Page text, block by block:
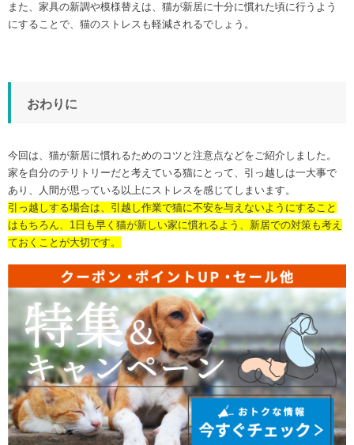
また、家具の新調や模様替えは、猫が新居に十分に慣れた頃に行うよう
にすることで、猫のストレスも軽減されるでしょう。
おわりに
今回は、猫が新居に慣れるためのコツと注意点などをご紹介しました。
家を自分のテリトリーだと考えている猫にとって、引っ越しは一大事で
あり、人間が思っている以上にストレスを感じてしまいます。
引っ越しする場合は、引越し作業で猫に不安を与えないようにすること
はもちろん、1日も早く猫が新しい家に慣れるよう、新居での対策も考え
ておくことが大切です。